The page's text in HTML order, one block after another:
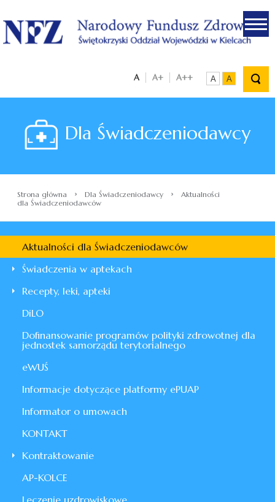
.
A A+ A++ A A
Dla Świadczeniodawcy
Strona główna › Dla Świadczeniodawcy ›
Aktualności
dla Świadczeniodawców
Aktualności dla Świadczeniodawców
Świadczenia w aptekach
Recepty, leki, apteki
DiLO
Dofinansowanie programów polityki zdrowotnej dla
jednostek samorządu terytorialnego
eWUŚ
Informacje dotyczące platformy ePUAP
Informator o umowach
KONTAKT
Kontraktowanie
AP-KOLCE
Leczenie uzdrowiskowe